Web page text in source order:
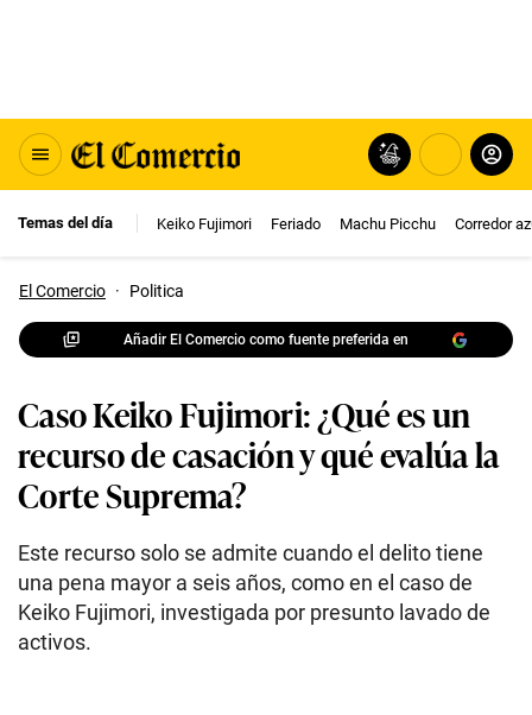
Temas del día Keiko Fujimori Feriado Machu Picchu Corredor
El Comercio · Politica
Añadir El Comercio como fuente preferida en
Caso Keiko Fujimori: ¿Qué es un
recurso de casación y qué evalúa la
Corte Suprema?
Este recurso solo se admite cuando el delito tiene
una pena mayor a seis años, como en el caso de
Keiko Fujimori, investigada por presunto lavado de
activos.